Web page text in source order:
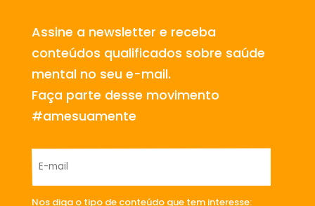
Assine a newsletter e receba
conteúdos qualificados sobre saúde
mental no seu e-mail.
Faça parte desse movimento
#amesuamente
Nos diga o tipo de conteúdo que tem interesse: